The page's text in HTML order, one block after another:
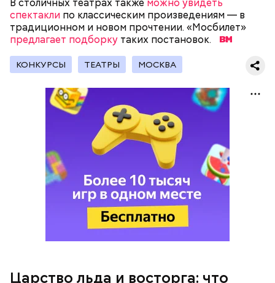
В столичных театрах также можно увидеть
спектакли по классическим произведениям — в
традиционном и новом прочтении. «Мосбилет»
предлагает подборку таких постановок.
КОНКУРСЫ ТЕАТРЫ МОСКВА
Царство льда и восторга: что
Дворянское гнездо